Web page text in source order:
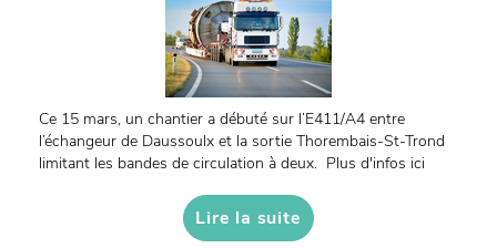
Ce 15 mars, un chantier a débuté sur l’E411/A4 entre
l’échangeur de Daussoulx et la sortie Thorembais-St-Trond
limitant les bandes de circulation à deux. Plus d'infos ici
Lire la suite